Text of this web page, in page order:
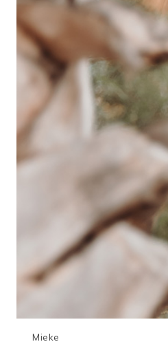
Mieke